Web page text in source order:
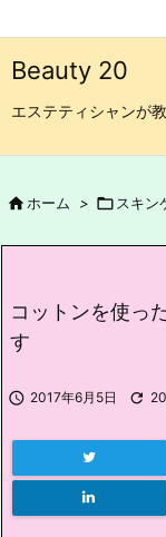
Beauty 20
エステティシャンが
ホーム >  スキン
コットンを使っ
す
 2017年6月5日 